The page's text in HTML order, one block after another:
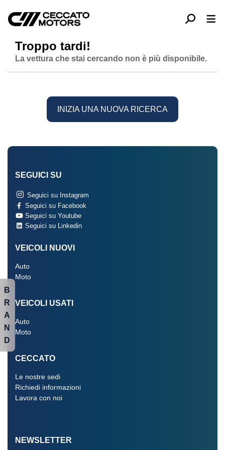
Troppo tardi!
La vettura che stai cercando non è più disponibile.
INIZIA UNA NUOVA RICERCA
SEGUICI SU
Seguici su Instagram
Seguici su Facebook
Seguici su Youtube
Seguici su Linkedin
VEICOLI NUOVI
Auto
Moto
VEICOLI USATI
Auto
Moto
CECCATO
Le nostre sedi
Richiedi informazioni
Lavora con noi
NEWSLETTER
B
R
A
N
D